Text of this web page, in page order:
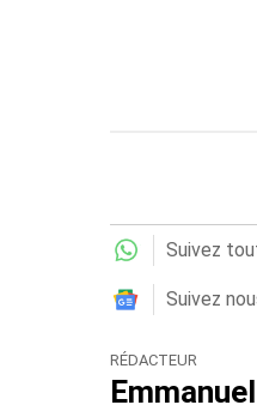
Suivez
Suivez
RÉDACTEUR